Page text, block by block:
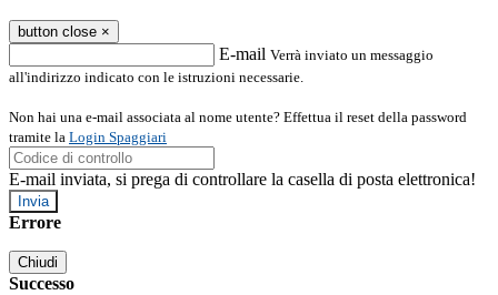
button close ×
E-mail Verrà inviato un messaggio
all'indirizzo indicato con le istruzioni necessarie.
Non hai una e-mail associata al nome utente? Effettua il reset della password
tramite la Login Spaggiari
E-mail inviata, si prega di controllare la casella di posta elettronica!
Errore
Chiudi
Successo